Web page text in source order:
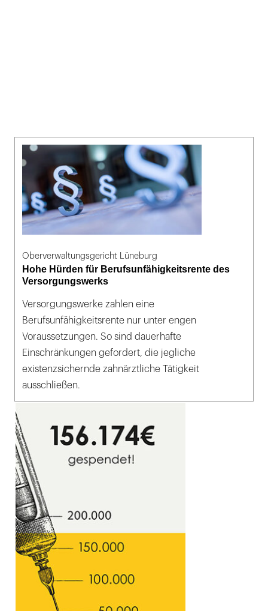
Oberverwaltungsgericht Lüneburg
Hohe Hürden für Berufsunfähigkeitsrente des
Versorgungswerks
Versorgungswerke zahlen eine
Berufsunfähigkeitsrente nur unter engen
Voraussetzungen. So sind dauerhafte
Einschränkungen gefordert, die jegliche
existenzsichernde zahnärztliche Tätigkeit
ausschließen.